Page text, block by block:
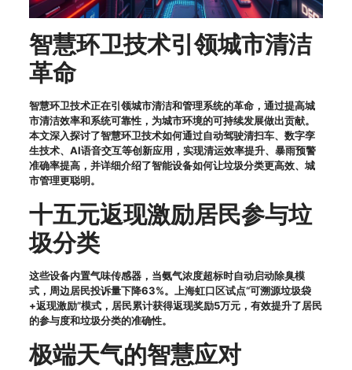
智慧环卫技术引领城市清洁
革命
智慧环卫技术正在引领城市清洁和管理系统的革命，通过提高城
市清洁效率和系统可靠性，为城市环境的可持续发展做出贡献。
本文深入探讨了智慧环卫技术如何通过自动驾驶清扫车、数字孪
生技术、AI语音交互等创新应用，实现清运效率提升、暴雨预警
准确率提高，并详细介绍了智能设备如何让垃圾分类更高效、城
市管理更聪明。
十五元返现激励居民参与垃
圾分类
这些设备内置气味传感器，当氨气浓度超标时自动启动除臭模
式，周边居民投诉量下降63%。上海虹口区试点“可溯源垃圾袋
+返现激励”模式，居民累计获得返现奖励5万元，有效提升了居民
的参与度和垃圾分类的准确性。
极端天气的智慧应对